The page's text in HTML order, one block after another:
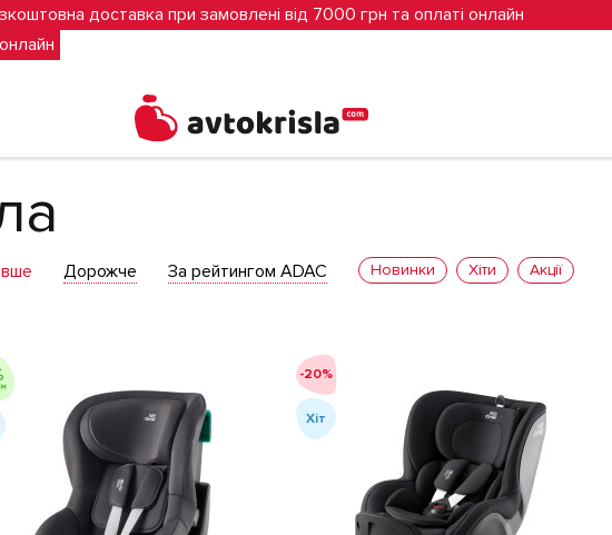
доставка при замовлені від 7000 грн та оплаті онлайн
Дорожче За рейтингом ADAC Новинки Хіти Акції
-20%
Хіт